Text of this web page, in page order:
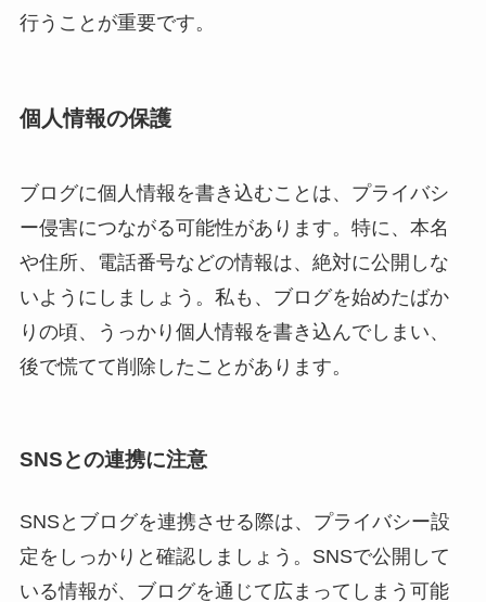
行うことが重要です。
個人情報の保護
ブログに個人情報を書き込むことは、プライバシ
ー侵害につながる可能性があります。特に、本名
や住所、電話番号などの情報は、絶対に公開しな
いようにしましょう。私も、ブログを始めたばか
りの頃、うっかり個人情報を書き込んでしまい、
後で慌てて削除したことがあります。
SNSとの連携に注意
SNSとブログを連携させる際は、プライバシー設
定をしっかりと確認しましょう。SNSで公開して
いる情報が、ブログを通じて広まってしまう可能